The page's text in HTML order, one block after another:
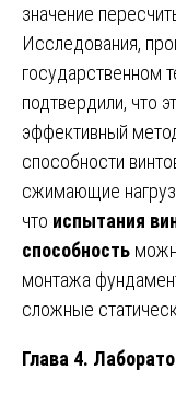
значение
Исследования,
государственном
подтвердили, что
эффективный
способности
сжимающие
что испытания
способность
монтажа
сложные
Глава 4.